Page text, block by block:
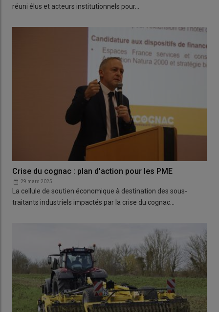
réuni élus et acteurs institutionnels pour…
Crise du cognac : plan d'action pour les PME
29 mars 2025
La cellule de soutien économique à destination des sous-
traitants industriels impactés par la crise du cognac…